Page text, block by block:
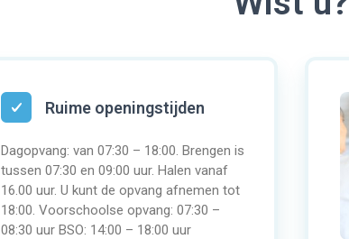
Ruime openingstijden
Dagopvang: van 07:30 – 18:00. Brengen is
tussen 07:30 en 09:00 uur. Halen vanaf
16.00 uur. U kunt de opvang afnemen tot
18:00. Voorschoolse opvang: 07:30 –
08:30 uur BSO: 14:00 – 18:00 uur